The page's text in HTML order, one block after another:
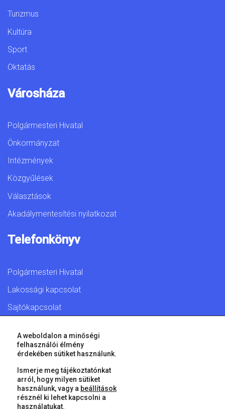
Turizmus
Kultúra
Sport
Oktatás
Városháza
Polgármesteri Hivatal
Önkormányzat
Intézmények
Közgyűlések
Választások
Akadálymentesítési nyilatkozat
Telefonkönyv
Polgármesteri Hivatal
Lakossági kapcsolat
Sajtókapcsolat
© 2026 Győr Megyei Jogú Város • Minden jog fenntartva!
A weboldalon a minőségi
felhasználói élmény
érdekében sütiket használunk.
Ismerje meg tájékoztatónkat
arról, hogy milyen sütiket
használunk, vagy a beállítások
résznél ki lehet kapcsolni a
használatukat.